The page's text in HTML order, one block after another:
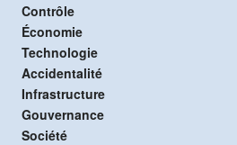
Contrôle
Économie
Technologie
Accidentalité
Infrastructure
Gouvernance
Société